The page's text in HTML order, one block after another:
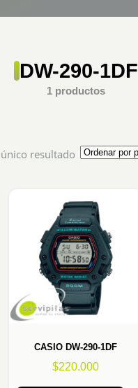
DW-290-1DF
1 productos
resultado
CASIO DW-290-1DF
$220.000